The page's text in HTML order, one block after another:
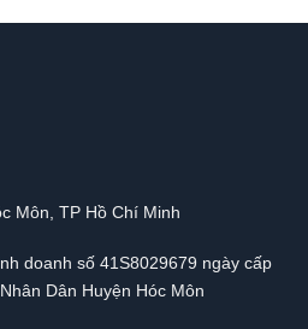
Môn, TP Hồ Chí Minh
doanh số 41S8029679 ngày cấp
Dân Huyện Hóc Môn